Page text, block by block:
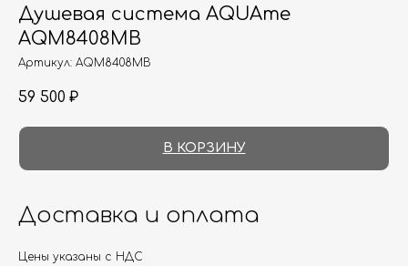
Душевая система AQUAme
AQM8408MB
Артикул: AQM8408MB
59 500 ₽
В КОРЗИНУ
Доставка и оплата
Цены указаны с НДС